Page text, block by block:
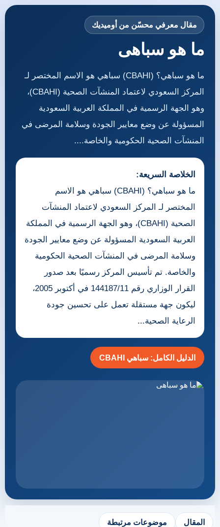
مقال معرفي محسّن من أوميديك
ما هو سباهى
ما هو سباهي؟ (CBAHI) سباهي هو الاسم المختصر لـ
المركز السعودي لاعتماد المنشآت الصحية (CBAHI)،
وهو الجهة الرسمية في المملكة العربية السعودية
المسؤولة عن وضع معايير الجودة وسلامة المرضى في
المنشآت الصحية الحكومية والخاصة....
الخلاصة السريعة:
ما هو سباهي؟ (CBAHI) سباهي هو الاسم
المختصر لـ المركز السعودي لاعتماد المنشآت
الصحية (CBAHI)، وهو الجهة الرسمية في المملكة
العربية السعودية المسؤولة عن وضع معايير الجودة
وسلامة المرضى في المنشآت الصحية الحكومية
والخاصة. تم تأسيس المركز رسميًا بعد صدور
القرار الوزاري رقم 144187/11 في أكتوبر 2005،
ليكون جهة مستقلة تعمل على تحسين جودة
الرعاية الصحية...
الدليل الكامل: سباهي CBAHI
المقال موضوعات مرتبطة